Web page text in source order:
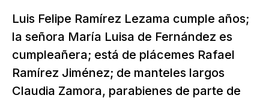
Luis Felipe Ramírez Lezama cumple años;
la señora María Luisa de Fernández es
cumpleañera; está de plácemes Rafael
Ramírez Jiménez; de manteles largos
Claudia Zamora, parabienes de parte de